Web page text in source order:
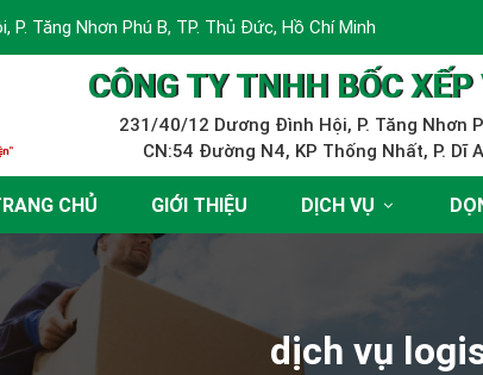
P. Tăng Nhơn Phú B, TP. Thủ Đức, Hồ Chí Minh
CÔNG TY TNHH BỐC
231/40/12 Dương Đình Hội, P. Tăng Nhơn
CN:54 Đường N4, KP Thống Nhất, P. Dĩ
CHỦ GIỚI THIỆU DỊCH VỤ
dịch vụ